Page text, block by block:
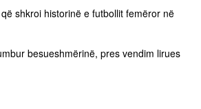
shkroi historinë e futbollit femëror në
besueshmërinë, pres vendim lirues